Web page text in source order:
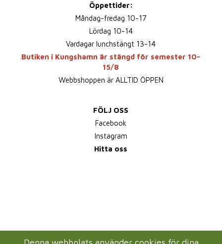
Öppettider:
Måndag-fredag 10-17
Lördag 10-14
Vardagar lunchstängt 13-14
Butiken i Kungshamn är stängd för semester 10-
15/8
Webbshoppen är ALLTID ÖPPEN
FÖLJ OSS
Facebook
Instagram
Hitta oss